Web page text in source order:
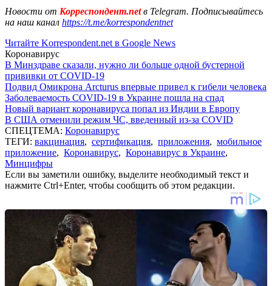
Новости от Корреспондент.netв Telegram. Подписывайтесь
на наш канал https://t.me/korrespondentnet
Читайте Korrespondent.net в Google News
Коронавирус
В Минздраве сказали, нужно ли больше одной бустерной
прививки от COVID-19
Подвид Омикрона Arcturus впервые привел к гибели человека
Заболеваемость COVID-19 в Украине пошла на спад
Новый вариант коронавируса попал из Индии в Европу
В США отменили режим ЧС, введенный из-за COVID
СПЕЦТЕМА: Коронавирус
ТЕГИ: вакцинация, сертификация, приложения, мобильное
приложение, Коронавирус, Коронавирус в Украине,
Минцифры
Если вы заметили ошибку, выделите необходимый текст и
нажмите Ctrl+Enter, чтобы сообщить об этом редакции.